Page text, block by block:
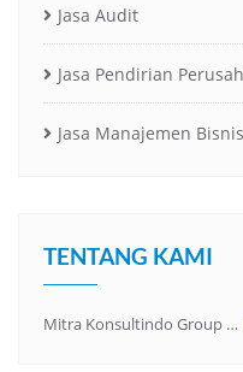
Jasa Audit
Jasa Pendirian
Jasa Manajemen
TENTANG KAMI
Mitra Konsultindo Group …